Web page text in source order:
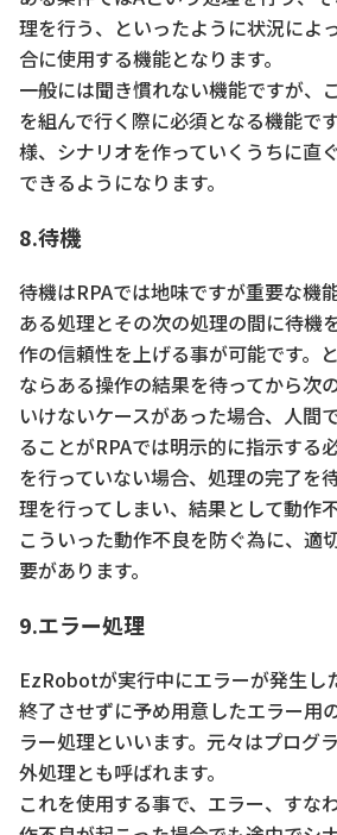
理を行う、といったように状況によ
合に使用する機能となります。
一般には聞き慣れない機能ですが、
を組んで行く際に必須となる機能です
様、シナリオを作っていくうちに直
できるようになります。
8.待機
待機はRPAでは地味ですが重要な機
ある処理とその次の処理の間に待機
作の信頼性を上げる事が可能です。
ならある操作の結果を待ってから次
いけないケースがあった場合、人間
ることがRPAでは明示的に指示する
を行っていない場合、処理の完了を
理を行ってしまい、結果として動作
こういった動作不良を防ぐ為に、適
要があります。
9.エラー処理
EzRobotが実行中にエラーが発生し
終了させずに予め用意したエラー用
ラー処理といいます。元々はプログ
外処理とも呼ばれます。
これを使用する事で、エラー、すな